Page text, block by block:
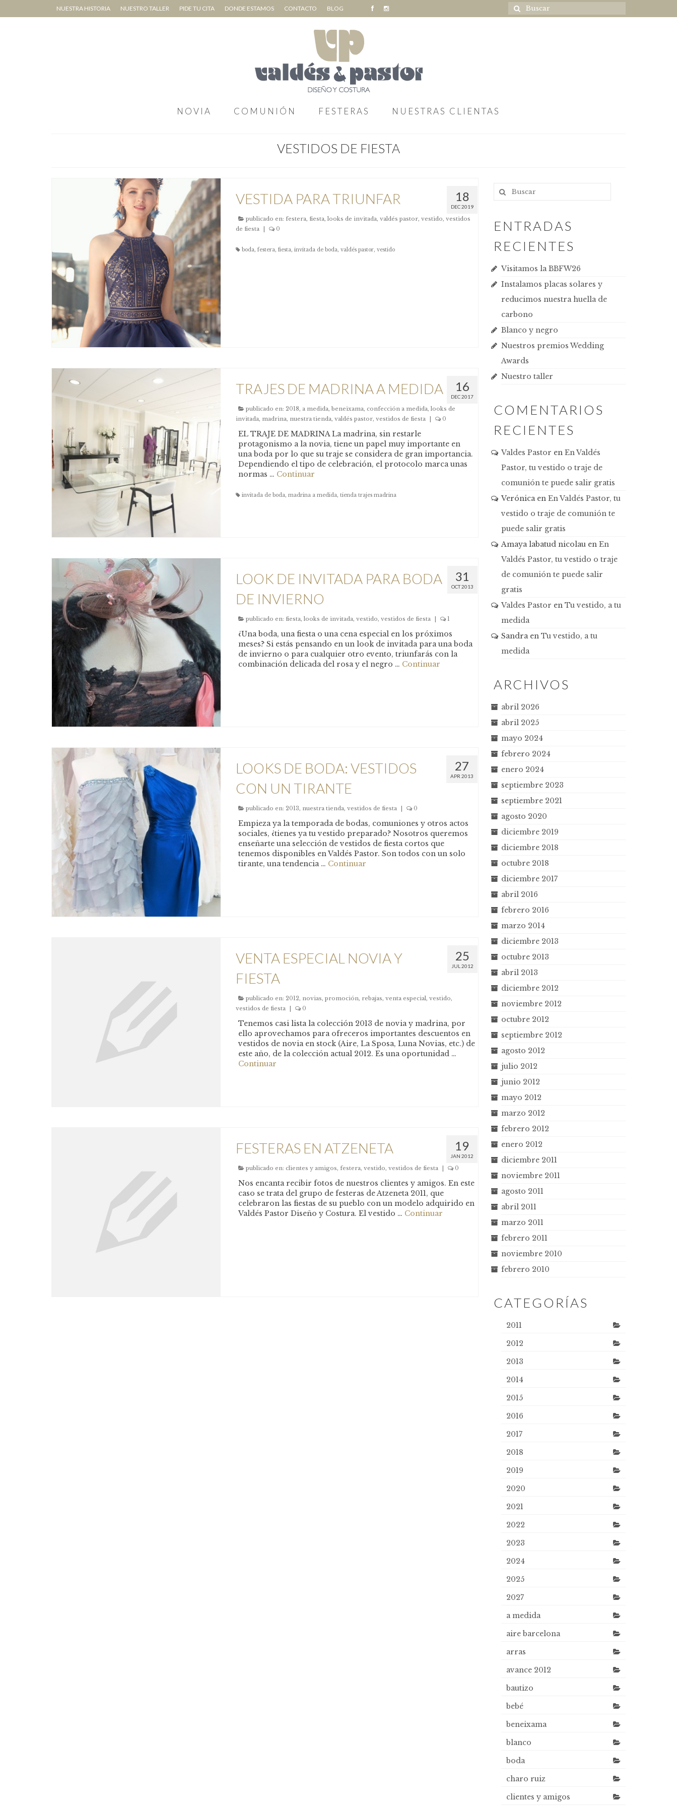
NUESTRA HISTORIA NUESTRO TALLER PIDE TU CITA DONDE ESTAMOS CONTACTO BLOG
NOVIA COMUNIÓN FESTERAS NUESTRAS CLIENTAS
VESTIDOS DE FIESTA
18
DEC 2019
VESTIDA PARA TRIUNFAR
publicado en: festera, fiesta, looks de invitada, valdés pastor, vestido, vestidos
de fiesta
0
boda, festera, fiesta, invitada de boda, valdés pastor, vestido
16
DEC 2017
TRAJES DE MADRINA A MEDIDA
publicado en: 2018, a medida, beneixama, confección a medida, looks de
invitada, madrina, nuestra tienda, valdés pastor, vestidos de fiesta | 0
EL TRAJE DE MADRINA La madrina, sin restarle
protagonismo a la novia, tiene un papel muy importante en
una boda por lo que su traje se considera de gran importancia.
Dependiendo el tipo de celebración, el protocolo marca unas
normas … Continuar
invitada de boda, madrina a medida, tienda trajes madrina
31
OCT 2013
LOOK DE INVITADA PARA BODA
DE INVIERNO
publicado en: fiesta, looks de invitada, vestido, vestidos de fiesta | 1
¿Una boda, una fiesta o una cena especial en los próximos
meses? Si estás pensando en un look de invitada para una boda
de invierno o para cualquier otro evento, triunfarás con la
combinación delicada del rosa y el negro … Continuar
27
APR 2013
LOOKS DE BODA: VESTIDOS
CON UN TIRANTE
publicado en: 2013, nuestra tienda, vestidos de fiesta 0
Empieza ya la temporada de bodas, comuniones y otros actos
sociales, ¿tienes ya tu vestido preparado? Nosotros queremos
enseñarte una selección de vestidos de fiesta cortos que
tenemos disponibles en Valdés Pastor. Son todos con un solo
tirante, una tendencia … Continuar
25
JUL 2012
VENTA ESPECIAL NOVIA Y
FIESTA
publicado en: 2012, novias, promoción, rebajas, venta especial, vestido,
vestidos de fiesta
0
Tenemos casi lista la colección 2013 de novia y madrina, por
ello aprovechamos para ofreceros importantes descuentos en
vestidos de novia en stock (Aire, La Sposa, Luna Novias, etc.) de
este año, de la colección actual 2012. Es una oportunidad …
Continuar
19
JAN 2012
FESTERAS EN ATZENETA
publicado en: clientes y amigos, festera, vestido, vestidos de fiesta 0
Nos encanta recibir fotos de nuestros clientes y amigos. En este
caso se trata del grupo de festeras de Atzeneta 2011, que
celebraron las fiestas de su pueblo con un modelo adquirido en
Valdés Pastor Diseño y Costura. El vestido … Continuar
ENTRADAS
RECIENTES
Visitamos la BBFW26
Instalamos placas solares y
reducimos nuestra huella de
carbono
Blanco y negro
Nuestros premios Wedding
Awards
Nuestro taller
COMENTARIOS
RECIENTES
Valdes Pastor en En Valdés
Pastor, tu vestido o traje de
comunión te puede salir gratis
Verónicaen En Valdés Pastor, tu
vestido o traje de comunión te
puede salir gratis
Amaya labatud nicolauen En
Valdés Pastor, tu vestido o traje
de comunión te puede salir
gratis
Valdes Pastor en Tu vestido, a tu
medida
Sandraen Tu vestido, a tu
medida
ARCHIVOS
abril 2026
abril 2025
mayo 2024
febrero 2024
enero 2024
septiembre 2023
septiembre 2021
agosto 2020
diciembre 2019
diciembre 2018
octubre 2018
diciembre 2017
abril 2016
febrero 2016
marzo 2014
diciembre 2013
octubre 2013
abril 2013
diciembre 2012
noviembre 2012
octubre 2012
septiembre 2012
agosto 2012
julio 2012
junio 2012
mayo 2012
marzo 2012
febrero 2012
enero 2012
diciembre 2011
noviembre 2011
agosto 2011
abril 2011
marzo 2011
febrero 2011
noviembre 2010
febrero 2010
CATEGORÍAS
2011
2012
2013
2014
2015
2016
2017
2018
2019
2020
2021
2022
2023
2024
2025
2027
a medida
aire barcelona
arras
avance 2012
bautizo
bebé
beneixama
blanco
boda
charo ruiz
clientes y amigos